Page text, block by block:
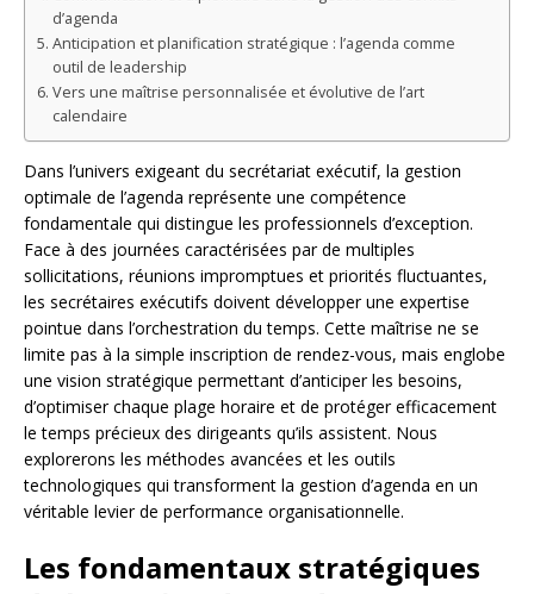
d’agenda
Anticipation et planification stratégique : l’agenda comme
outil de leadership
Vers une maîtrise personnalisée et évolutive de l’art
calendaire
Dans l’univers exigeant du secrétariat exécutif, la gestion
optimale de l’agenda représente une compétence
fondamentale qui distingue les professionnels d’exception.
Face à des journées caractérisées par de multiples
sollicitations, réunions impromptues et priorités fluctuantes,
les secrétaires exécutifs doivent développer une expertise
pointue dans l’orchestration du temps. Cette maîtrise ne se
limite pas à la simple inscription de rendez-vous, mais englobe
une vision stratégique permettant d’anticiper les besoins,
d’optimiser chaque plage horaire et de protéger efficacement
le temps précieux des dirigeants qu’ils assistent. Nous
explorerons les méthodes avancées et les outils
technologiques qui transforment la gestion d’agenda en un
véritable levier de performance organisationnelle.
Les fondamentaux stratégiques